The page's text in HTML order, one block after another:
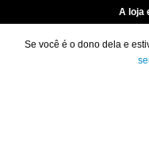
A loja
Se você é o dono dela e